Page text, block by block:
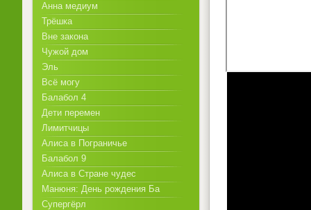
Анна медиум
Трёшка
Вне закона
Чужой дом
Эль
Всё могу
Балабол 4
Дети перемен
Лимитчицы
Алиса в Пограничье
Балабол 9
Алиса в Стране чудес
Манюня: День рождения Ба
Супергёрл